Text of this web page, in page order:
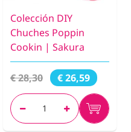
Colección DIY
Chuches Poppin
Cookin | Sakura
€ 28,30 € 26,59